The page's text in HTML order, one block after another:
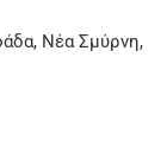
, Νέα Σμύρνη,